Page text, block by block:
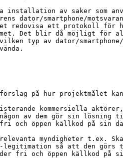
av saker som
dator/smartphone/
redovisa ett protokoll för
Det blir då möjligt för
typ av dator/smartphone/
på hur projektmålet
kommersiella
av dem gör sin lösning
fri och öppen källkod på sin
myndigheter t.ex.
e-legitimation så att den
fri och öppen källkod på